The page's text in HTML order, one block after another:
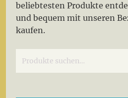
beliebtesten Produkte
und bequem mit unseren
kaufen.